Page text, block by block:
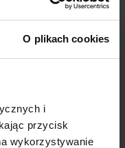
O plikach cookies
i
przycisk
wykorzystywanie